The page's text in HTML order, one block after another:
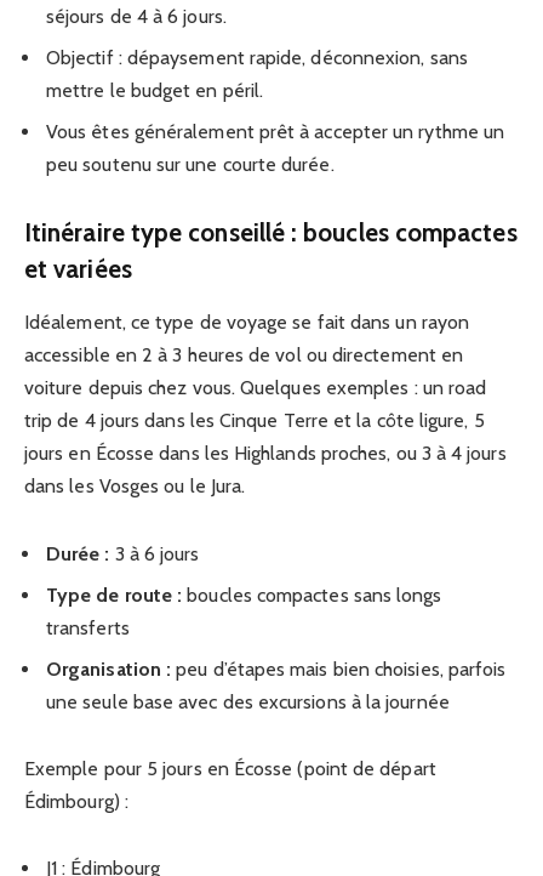
séjours de 4 à 6 jours.
Objectif : dépaysement rapide, déconnexion, sans
mettre le budget en péril.
Vous êtes généralement prêt à accepter un rythme un
peu soutenu sur une courte durée.
Itinéraire type conseillé : boucles compactes
et variées
Idéalement, ce type de voyage se fait dans un rayon
accessible en 2 à 3 heures de vol ou directement en
voiture depuis chez vous. Quelques exemples : un road
trip de 4 jours dans les Cinque Terre et la côte ligure, 5
jours en Écosse dans les Highlands proches, ou 3 à 4 jours
dans les Vosges ou le Jura.
Durée : 3 à 6 jours
Type de route : boucles compactes sans longs
transferts
Organisation : peu d’étapes mais bien choisies, parfois
une seule base avec des excursions à la journée
Exemple pour 5 jours en Écosse (point de départ
Édimbourg) :
J1 : Édimbourg